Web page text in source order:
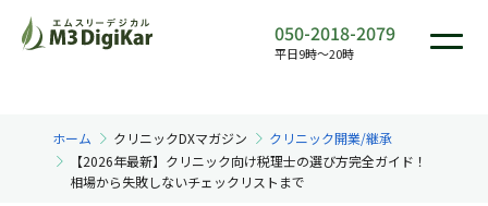
050-2018-2079
平日9時〜20時
ホーム クリニックDXマガジン
クリニック開業/継承
【2026年最新】クリニック向け税理士の選び方完全ガイド！
相場から失敗しないチェックリストまで